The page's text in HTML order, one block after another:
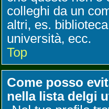
colleghi da un
altri, es.
università, ecc.
Top
Come posso
nella lista delgi